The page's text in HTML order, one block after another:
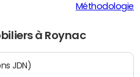
Méthodologie
à Roynac
JDN)